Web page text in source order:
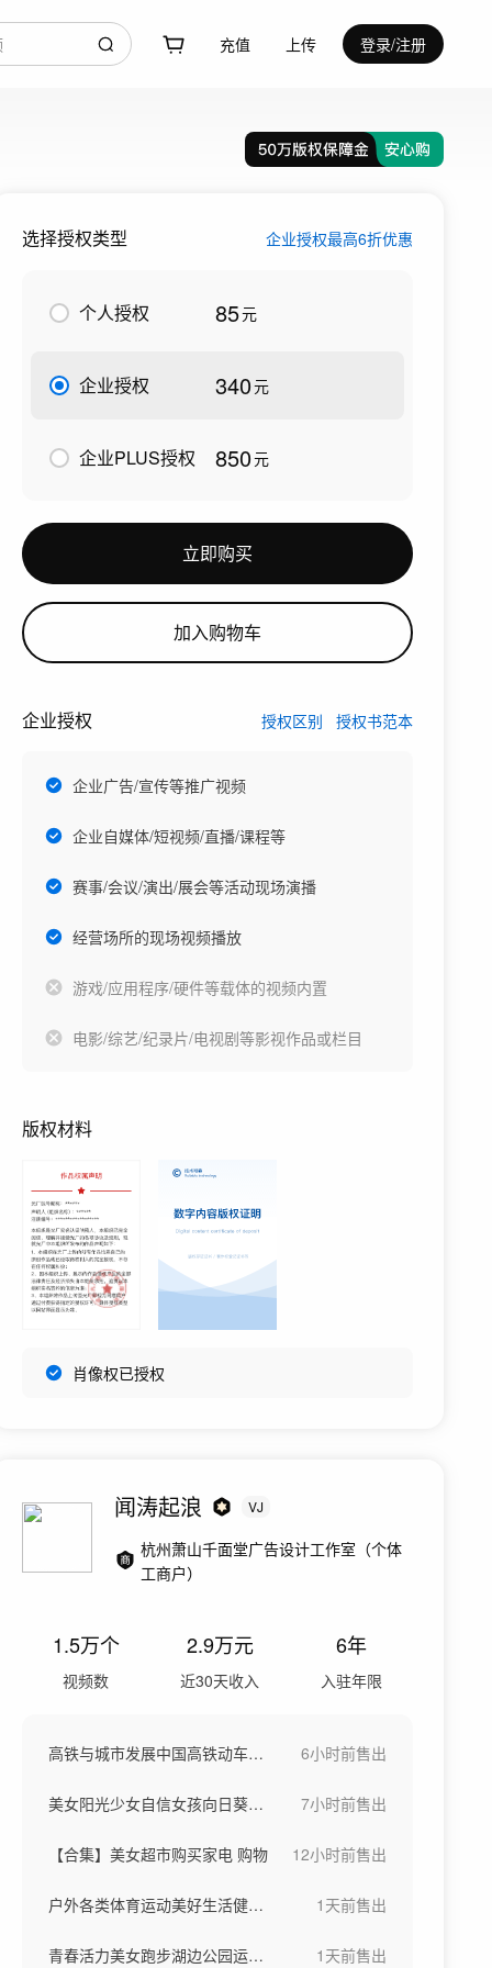
充值 上传 登录/注册
选择授权类型 企业授权最高6折优惠
个人授权 85元
企业授权 340元
企业PLUS授权 850元
立即购买
加入购物车
企业授权 授权区别 授权书范本
企业广告/宣传等推广视频
企业自媒体/短视频/直播/课程等
赛事/会议/演出/展会等活动现场演播
经营场所的现场视频播放
游戏/应用程序/硬件等载体的视频内置
电影/综艺/纪录片/电视剧等影视作品或栏目
版权材料
肖像权已授权
闻涛起浪 VJ
杭州萧山千面堂广告设计工作室（个体
工商户）
1.5万个
视频数
2.9万元
近30天收入
6年
入驻年限
高铁与城市发展中国高铁动车高铁站候车大厅 6小时前售出
美女阳光少女自信女孩向日葵稻田骑车画画 7小时前售出
【合集】美女超市购买家电 购物 12小时前售出
户外各类体育运动美好生活健康生活城市宣传 1天前售出
青春活力美女跑步湖边公园运动瑜伽健身运动 1天前售出